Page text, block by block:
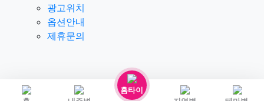
홈타이
광고위치
옵션안내
제휴문의